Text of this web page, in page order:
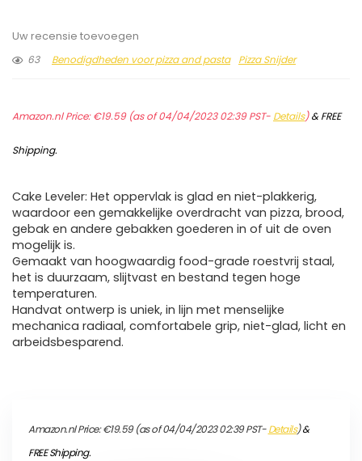
Uw recensie toevoegen
63
Benodigdheden voor pizza and pasta Pizza Snijder
Amazon.nl Price:€19.59(as of 04/04/2023 02:39 PST- Details)&FREE
Shipping.
Cake Leveler: Het oppervlak is glad en niet-plakkerig,
waardoor een gemakkelijke overdracht van pizza, brood,
gebak en andere gebakken goederen in of uit de oven
mogelijk is.
Gemaakt van hoogwaardig food-grade roestvrij staal,
het is duurzaam, slijtvast en bestand tegen hoge
temperaturen.
Handvat ontwerp is uniek, in lijn met menselijke
mechanica radiaal, comfortabele grip, niet-glad, licht en
arbeidsbesparend.
Amazon.nl Price:€19.59(as of 04/04/2023 02:39 PST-Details)&
FREE Shipping.